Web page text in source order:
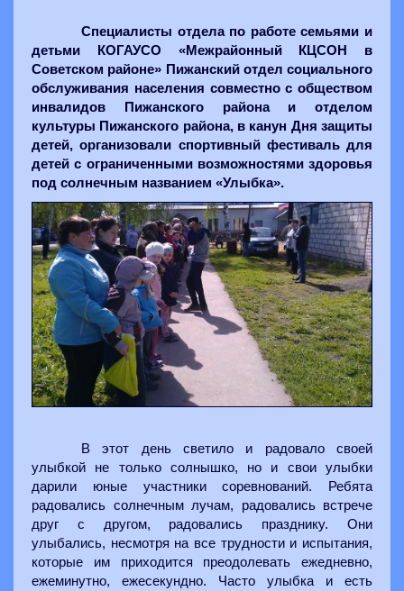
Специалисты отдела по работе семьями и
детьми КОГАУСО «Межрайонный КЦСОН в
Советском районе» Пижанский отдел социального
обслуживания населения совместно с обществом
инвалидов Пижанского района и отделом
культуры Пижанского района, в канун Дня защиты
детей, организовали спортивный фестиваль для
детей с ограниченными возможностями здоровья
под солнечным названием «Улыбка».
В этот день светило и радовало своей
улыбкой не только солнышко, но и свои улыбки
дарили юные участники соревнований. Ребята
радовались солнечным лучам, радовались встрече
друг с другом, радовались празднику. Они
улыбались, несмотря на все трудности и испытания,
которые им приходится преодолевать ежедневно,
ежеминутно, ежесекундно. Часто улыбка и есть